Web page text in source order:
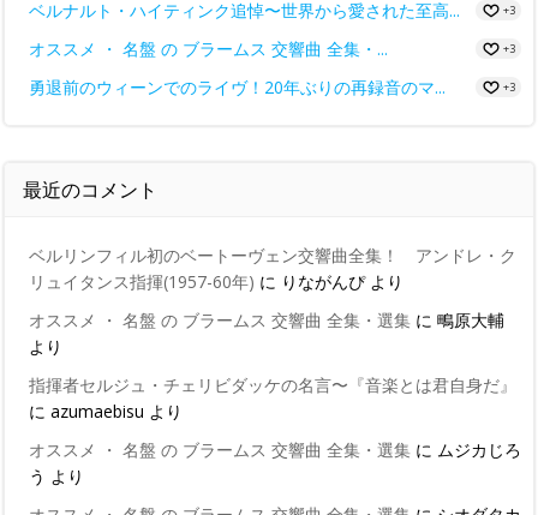
ベルナルト・ハイティンク追悼〜世界から愛された至高... +3
オススメ ・ 名盤 の ブラームス 交響曲 全集・... +3
勇退前のウィーンでのライヴ！20年ぶりの再録音のマ... +3
最近のコメント
ベルリンフィル初のベートーヴェン交響曲全集！ アンドレ・ク
リュイタンス指揮(1957-60年) に りながんぴより
オススメ ・ 名盤 の ブラームス 交響曲 全集・選集 に 鴫原大輔
より
指揮者セルジュ・チェリビダッケの名言〜『音楽とは君自身だ』
に azumaebisu より
オススメ ・ 名盤 の ブラームス 交響曲 全集・選集 に ムジカじろ
う より